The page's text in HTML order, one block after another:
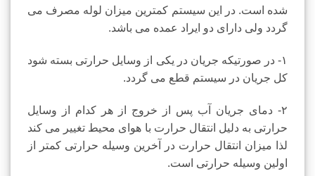
شده است. در این سیستم کمترین میزان لوله مصرف می
گردد ولی دارای دو ایراد عمده می باشد.
۱- در صورتیکه جریان در یکی از وسایل حرارتی بسته شود
کل جریان در سیستم قطع می گردد.
٢- دمای جریان آب پس از خروج از هر کدام از وسایل
حرارتی به دلیل انتقال حرارت با هوای محیط تغییر می کند
لذا میزان انتقال حرارت در آخرین وسیله حرارتی کمتر از
اولین وسیله حرارتی است.